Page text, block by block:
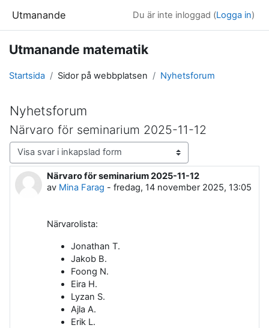
Utmanande Du är inte inloggad (Logga in)
Utmanande matematik
Startsida Sidor på webbplatsen Nyhetsforum
Nyhetsforum
Närvaro för seminarium 2025-11-12
Visningsläge
Närvaro för seminarium 2025-11-12
av Mina Farag - fredag, 14 november 2025, 13:05
Antal svar: 0
Närvarolista:
Jonathan T.
Jakob B.
Foong N.
Eira H.
Lyzan S.
Ajla A.
Erik L.